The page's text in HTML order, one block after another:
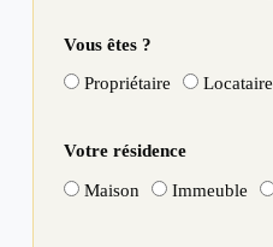
Vous êtes ?
Propriétaire Locataire
Votre résidence
Maison Immeuble